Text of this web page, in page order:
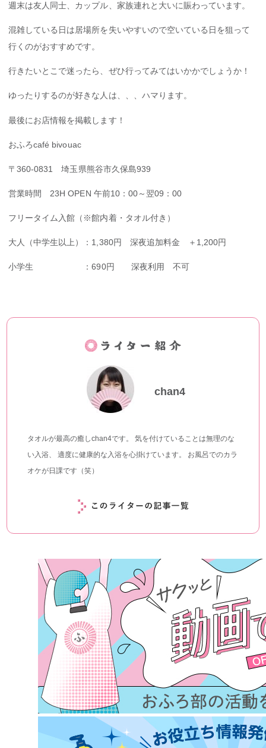
週末は友人同士、カップル、家族連れと大いに賑わっています。
混雑している日は居場所を失いやすいので空いている日を狙って
行くのがおすすめです。
行きたいとこで迷ったら、ぜひ行ってみてはいかかでしょうか！
ゆったりするのが好きな人は、、、ハマります。
最後にお店情報を掲載します！
おふろcafé bivouac
〒360-0831 埼玉県熊谷市久保島939
営業時間 23H OPEN 午前10：00～翌09：00
フリータイム入館（※館内着・タオル付き）
大人（中学生以上）：1,380円 深夜追加料金 ＋1,200円
小学生 ：690円 深夜利用 不可
chan4
タオルが最高の癒しchan4です。 気を付けていることは無理のな
い入浴、 適度に健康的な入浴を心掛けています。 お風呂でのカラ
オケが日課です（笑）